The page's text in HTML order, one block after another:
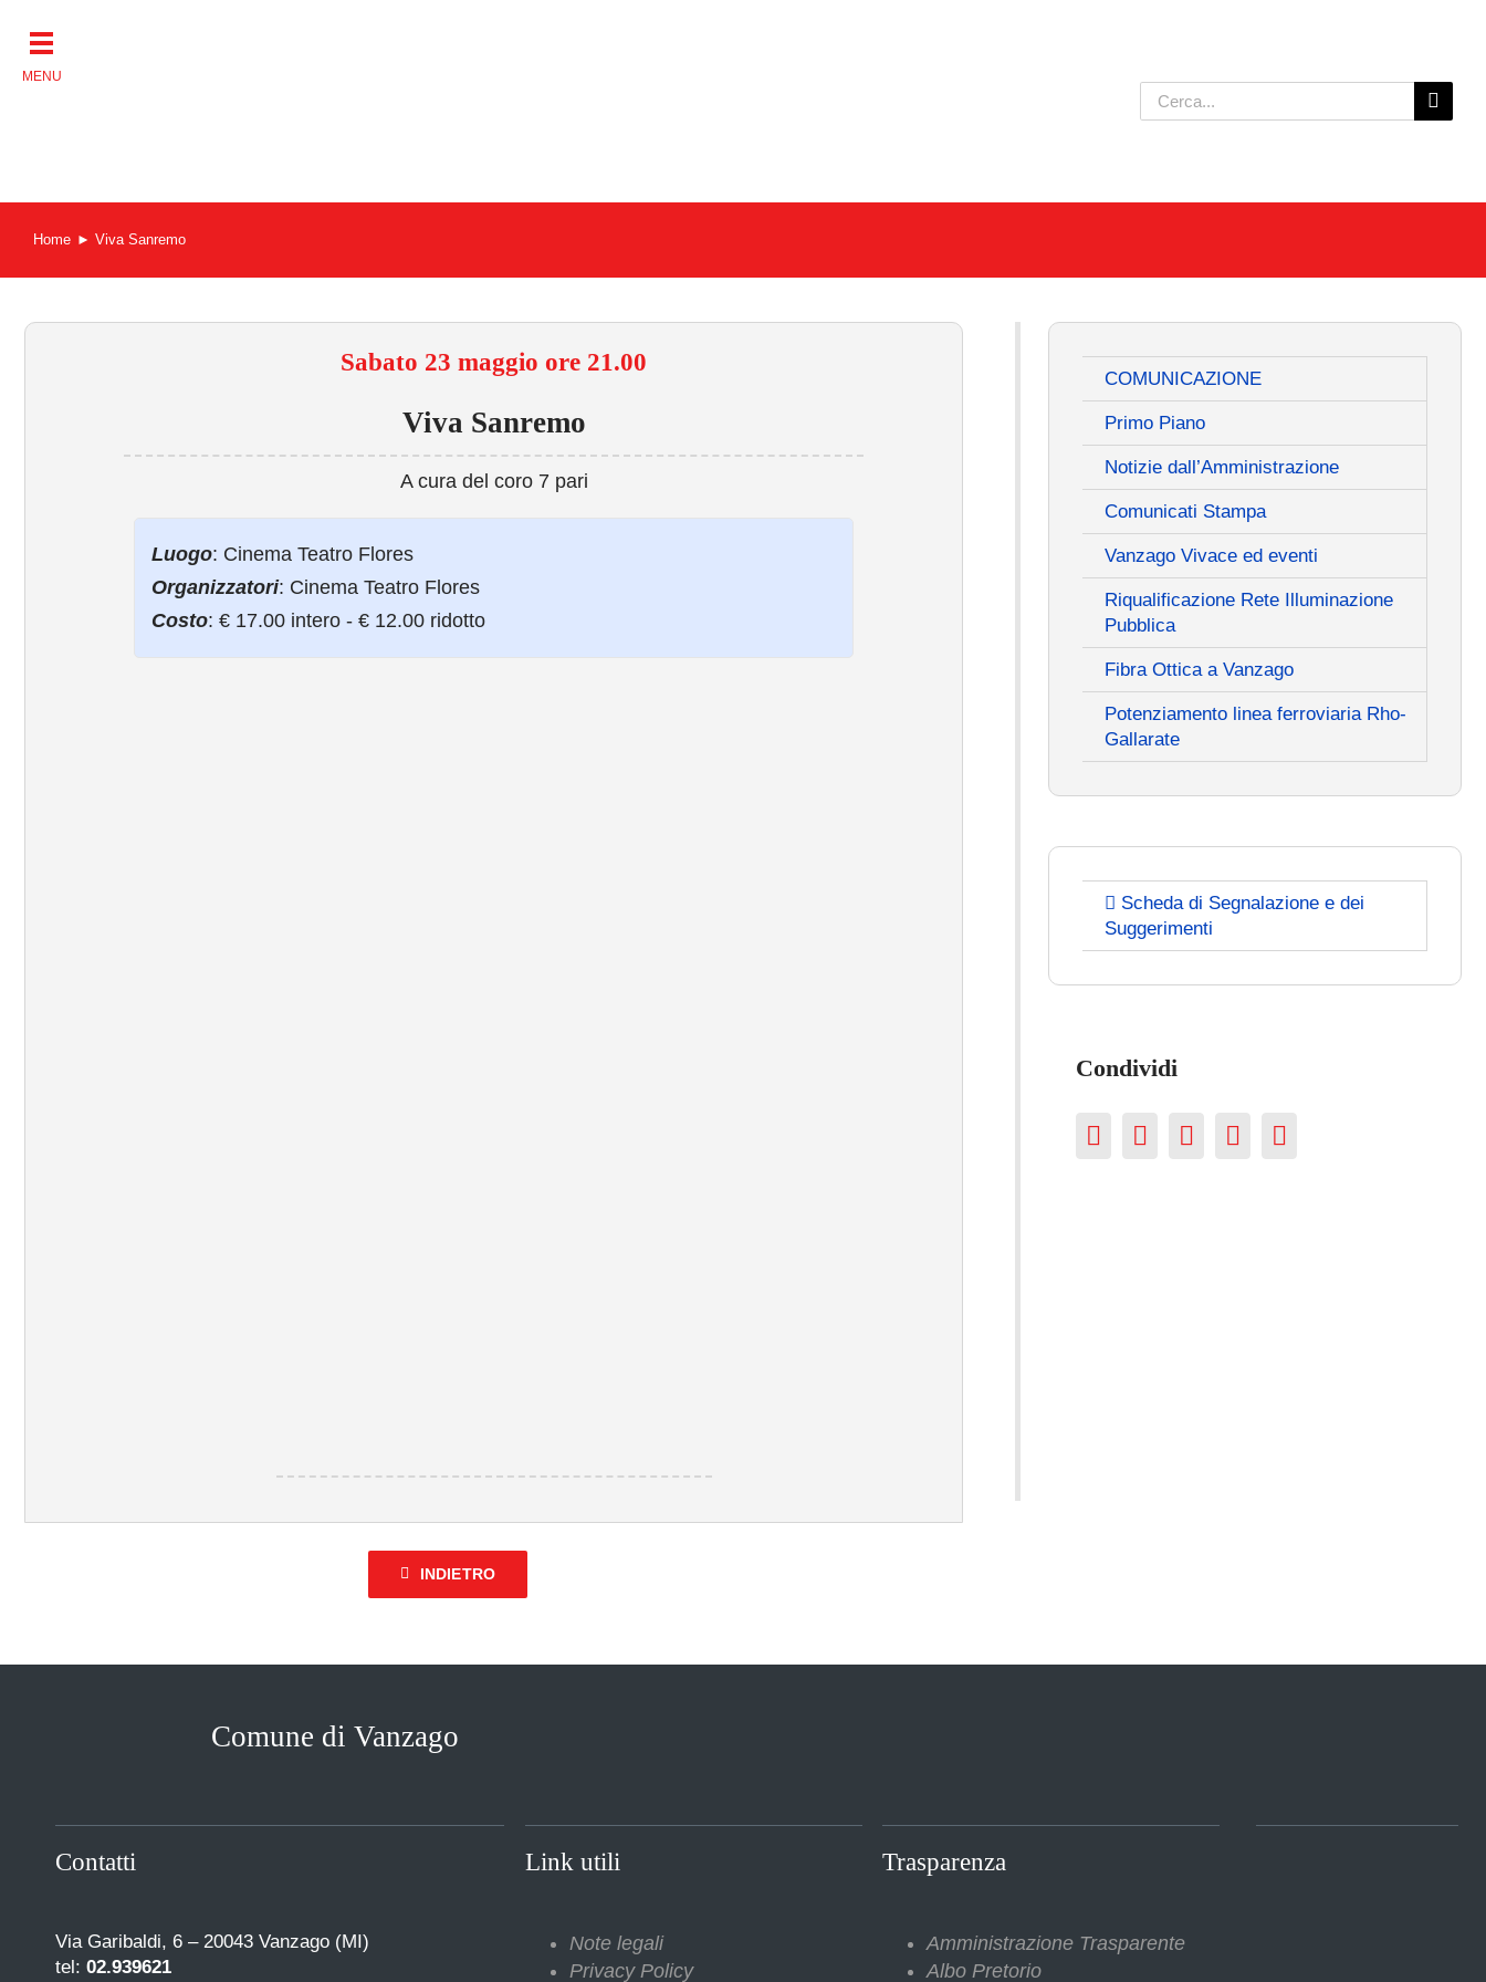
contenuto
Cerca
per:
Home Viva Sanremo
Sabato 23 maggio ore 21.00
Viva Sanremo
A cura del coro 7 pari
Luogo: Cinema Teatro Flores
Organizzatori: Cinema Teatro Flores
Costo: € 17.00 intero - € 12.00 ridotto
COMUNICAZIONE
Primo Piano
Notizie dall’Amministrazione
Comunicati Stampa
Vanzago Vivace ed eventi
Riqualificazione Rete Illuminazione
Pubblica
Fibra Ottica a Vanzago
Potenziamento linea ferroviaria Rho-
Gallarate
Scheda di Segnalazione e dei
Suggerimenti
Condividi
INDIETRO
Comune di Vanzago
Contatti
Via Garibaldi, 6 – 20043 Vanzago (MI)
tel: 02.939621
Link utili
Note legali
Privacy Policy
Trasparenza
Amministrazione Trasparente
Albo Pretorio